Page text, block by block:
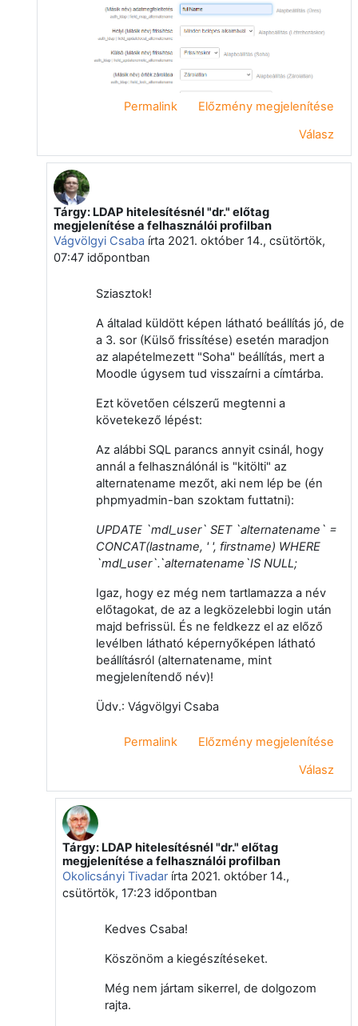
Permalink
Előzmény megjelenítése
Válasz
Válasz erre: Okolicsányi Tivadar
Tárgy: LDAP hitelesítésnél "dr." előtag
megjelenítése a felhasználói profilban
Vágvölgyi Csabaírta 2021. október 14., csütörtök,
07:47időpontban
Sziasztok!
A általad küldött képen látható beállítás jó, de
a 3. sor (Külső frissítése) esetén maradjon
az alapételmezett "Soha" beállítás, mert a
Moodle úgysem tud visszaírni a címtárba.
Ezt követően célszerű megtenni a
követekező lépést:
Az alábbi SQL parancs annyit csinál, hogy
annál a felhasználónál is "kitölti" az
alternatename mezőt, aki nem lép be (én
phpmyadmin-ban szoktam futtatni):
UPDATE `mdl_user` SET `alternatename` =
CONCAT(lastname, ' ', firstname) WHERE
`mdl_user`.`alternatename`IS NULL;
Igaz, hogy ez még nem tartlamazza a név
előtagokat, de az a legközelebbi login után
majd befrissül. És ne feldkezz el az előző
levélben látható képernyőképen látható
beállításról (alternatename, mint
megjelenítendő név)!
Üdv.: Vágvölgyi Csaba
Permalink
Előzmény megjelenítése
Válasz
Válasz erre: Vágvölgyi Csaba
Tárgy: LDAP hitelesítésnél "dr." előtag
megjelenítése a felhasználói profilban
Okolicsányi Tivadar írta 2021. október 14.,
csütörtök, 17:23 időpontban
Kedves Csaba!
Köszönöm a kiegészítéseket.
Még nem jártam sikerrel, de dolgozom
rajta.